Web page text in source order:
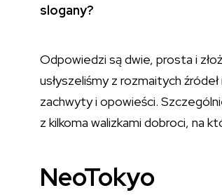
slogany?
Odpowiedzi są dwie, prosta i
usłyszeliśmy z rozmaitych
zachwyty i opowieści.
z kilkoma walizkami dobroci, na
NeoTokyo